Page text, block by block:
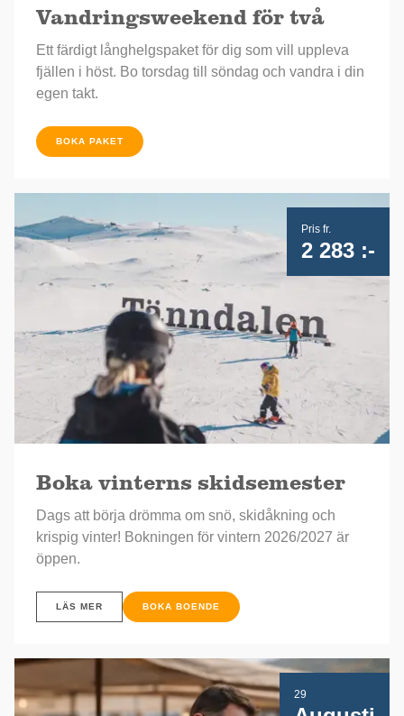
Vandringsweekend för två
Ett färdigt långhelgspaket för dig som vill uppleva
fjällen i höst. Bo torsdag till söndag och vandra i din
egen takt.
BOKA PAKET
Pris fr.
2 283 :-
Boka vinterns skidsemester
Dags att börja drömma om snö, skidåkning och
krispig vinter! Bokningen för vintern 2026/2027 är
öppen.
LÄS MER BOKA BOENDE
29